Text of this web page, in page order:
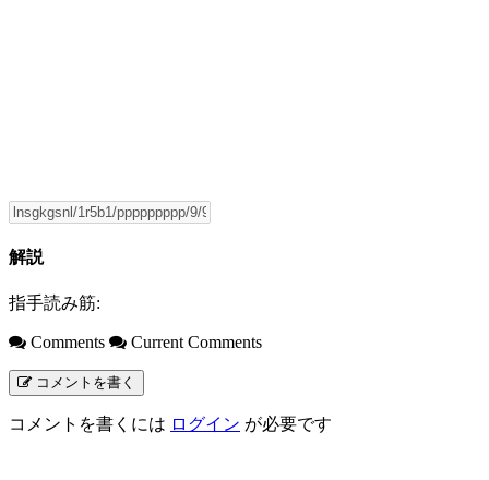
解説
指手読み筋:
Comments Current Comments
コメントを書く
コメントを書くには ログイン が必要です